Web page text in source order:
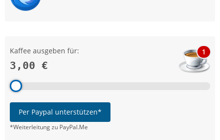
Kaffee ausgeben für:
3,00 €
1
Per Paypal unterstützen*
*Weiterleitung zu PayPal.Me